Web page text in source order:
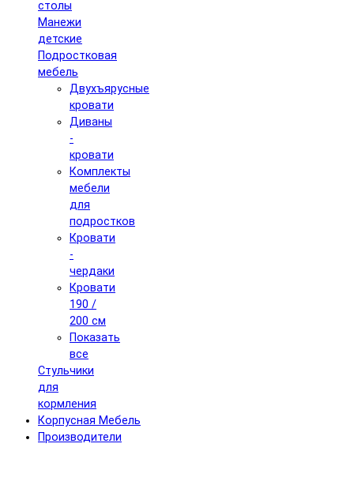
столы
Манежи
детские
Подростковая
мебель
Двухъярусные
кровати
Диваны
-
кровати
Комплекты
мебели
для
подростков
Кровати
-
чердаки
Кровати
190 /
200 см
Показать
все
Стульчики
для
кормления
Корпусная Мебель
Производители